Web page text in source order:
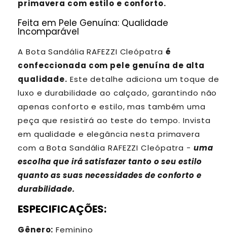
primavera com estilo e conforto.
Feita em Pele Genuína: Qualidade
Incomparável
A Bota Sandália RAFEZZI Cleópatra é
confeccionada com pele genuína de alta
qualidade. Este detalhe adiciona um toque de
luxo e durabilidade ao calçado, garantindo não
apenas conforto e estilo, mas também uma
peça que resistirá ao teste do tempo. Invista
em qualidade e elegância nesta primavera
com a Bota Sandália RAFEZZI Cleópatra - uma
escolha que irá satisfazer tanto o seu estilo
quanto as suas necessidades de conforto e
durabilidade.
ESPECIFICAÇÕES:
Gênero: Feminino